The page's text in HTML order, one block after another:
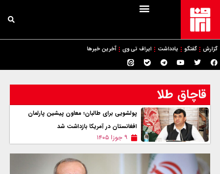
گزارش گفتگو یادداشت ایراف تی وی آخرین خبرها
قاچاق طلا
پولشویی برای طالبان؛ معاون پیشین پارلمان
افغانستان در آمریکا بازداشت شد
۹ جوزا ۱۴۰۵